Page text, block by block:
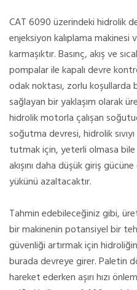
CAT 6090 üzerindeki hidrolik
enjeksiyon kalıplama makinesi
karmaşıktır. Basınç, akış ve
pompalar ile kapalı devre
odak noktası, zorlu koşullarda
sağlayan bir yaklaşım olarak
hidrolik motorla çalışan
soğutma devresi, hidrolik
tutmak için, yeterli olmasa
akışını daha düşük giriş
yükünü azaltacaktır.
Tahmin edebileceğiniz gibi,
bir makinenin potansiyel bir
güvenliği artırmak için
burada devreye girer. Paletin
hareket ederken aşırı hızı